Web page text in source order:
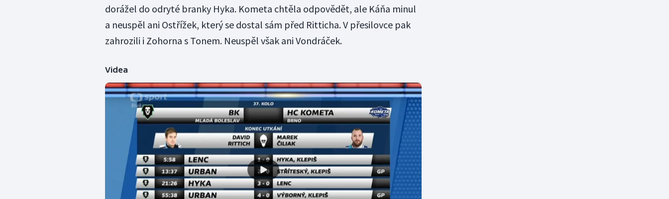
dorážel do odryté branky Hyka. Kometa chtěla odpovědět, ale Káňa minul
a neuspěl ani Ostřížek, který se dostal sám před Ritticha. V přesilovce pak
zahrozili i Zohorna s Tonem. Neuspěl však ani Vondráček.
Videa